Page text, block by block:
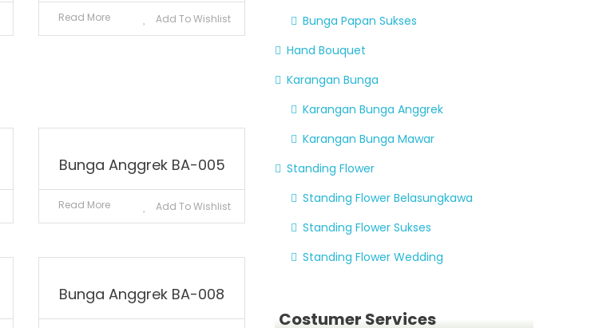
Read More Add To Wishlist
Bunga Anggrek BA-005
Read More Add To Wishlist
Bunga Anggrek BA-008
Bunga Papan Sukses
Hand Bouquet
Karangan Bunga
Karangan Bunga Anggrek
Karangan Bunga Mawar
Standing Flower
Standing Flower Belasungkawa
Standing Flower Sukses
Standing Flower Wedding
Costumer Services